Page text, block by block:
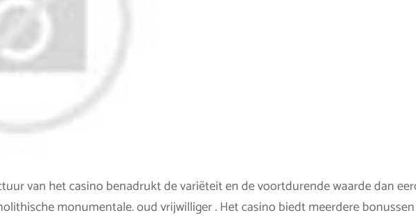
van het casino benadrukt de variëteit en de voortdurende waarde dan
monumentale. oud vrijwilliger . Het casino biedt meerdere